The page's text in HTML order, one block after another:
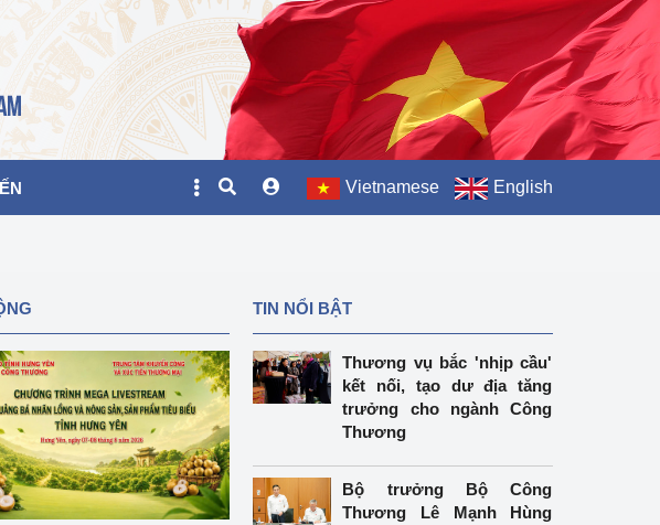
Vietnamese English
TIN NỔI BẬT
Thương vụ bắc 'nhịp cầu'
kết nối, tạo dư địa tăng
trưởng cho ngành Công
Thương
Bộ trưởng Bộ Công
Thương Lê Mạnh Hùng